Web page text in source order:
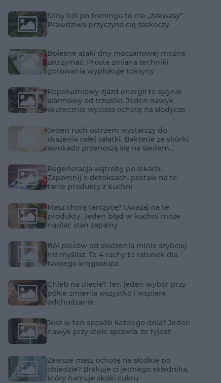
Silny ból po treningu to nie „zakwasy”.
Prawdziwa przyczyna cię zaskoczy
Bolesne ataki dny moczanowej można
zatrzymać. Prosta zmiana techniki
gotowania wypłukuje toksyny
Popołudniowy zjazd energii to sygnał
alarmowy od trzustki. Jeden nawyk
skutecznie wycisza ochotę na słodycze
Jeden ruch ostrzem wystarczy do
skażenia całej sałatki. Bakterie ze skórki
awokado przenoszą się na siedem
Regeneracja wątroby po lekach.
Zapomnij o detoksach, postaw na te
tanie produkty z kuchni
Masz chorą tarczycę? Uważaj na te
produkty. Jeden błąd w kuchni może
nasilać stan zapalny
Ból pleców od siedzenia minie szybciej
niż myślisz. Te 4 ruchy to ratunek dla
twojego kręgosłupa
Chleb na diecie? Ten jeden wybór przy
półce zmienia wszystko i wspiera
odchudzanie
Jesz w ten sposób każdego dnia? Jeden
nawyk przy stole sprawia, że tyjesz
Zawsze masz ochotę na słodkie po
obiedzie? Brakuje ci jednego składnika,
który hamuje skoki cukru